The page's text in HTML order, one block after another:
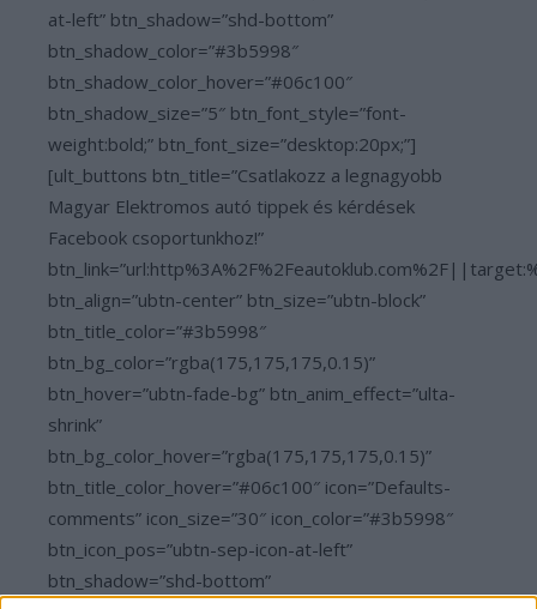
at-left” btn_shadow=”shd-bottom”
btn_shadow_color=”#3b5998″
btn_shadow_color_hover=”#06c100″
btn_shadow_size=”5″ btn_font_style=”font-
weight:bold;” btn_font_size=”desktop:20px;”]
[ult_buttons btn_title=”Csatlakozz a legnagyobb
Magyar Elektromos autó tippek és kérdések
Facebook csoportunkhoz!”
btn_align=”ubtn-center” btn_size=”ubtn-block”
btn_title_color=”#3b5998″
btn_bg_color=”rgba(175,175,175,0.15)”
btn_hover=”ubtn-fade-bg” btn_anim_effect=”ulta-
shrink”
btn_bg_color_hover=”rgba(175,175,175,0.15)”
btn_title_color_hover=”#06c100″ icon=”Defaults-
comments” icon_size=”30″ icon_color=”#3b5998″
btn_icon_pos=”ubtn-sep-icon-at-left”
btn_shadow=”shd-bottom”